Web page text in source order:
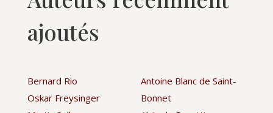
ajoutés
Bernard Rio
Oskar Freysinger
Antoine Blanc de Saint-
Bonnet